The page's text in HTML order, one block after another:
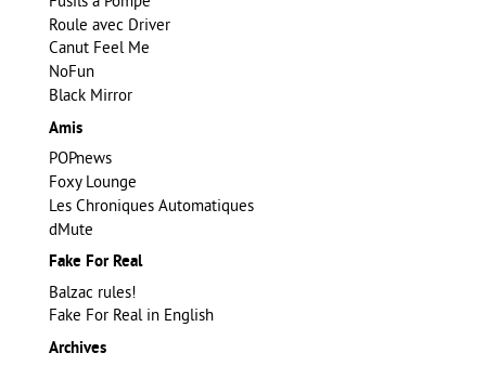
Roule avec Driver
Canut Feel Me
NoFun
Black Mirror
Amis
POPnews
Foxy Lounge
Les Chroniques Automatiques
dMute
Fake For Real
Balzac rules!
Fake For Real in English
Archives